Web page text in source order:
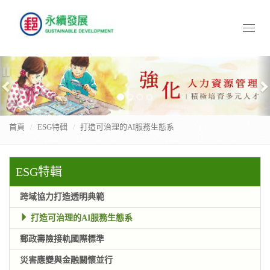
暫
停
Previous
首頁 ESG特輯 打造可治理的AI服務生態系
ESG特輯
跨域協力打造透明典範
打造可治理的AI服務生態系
郵政壽險接軌國際標準
災害應變與金融關懷並行